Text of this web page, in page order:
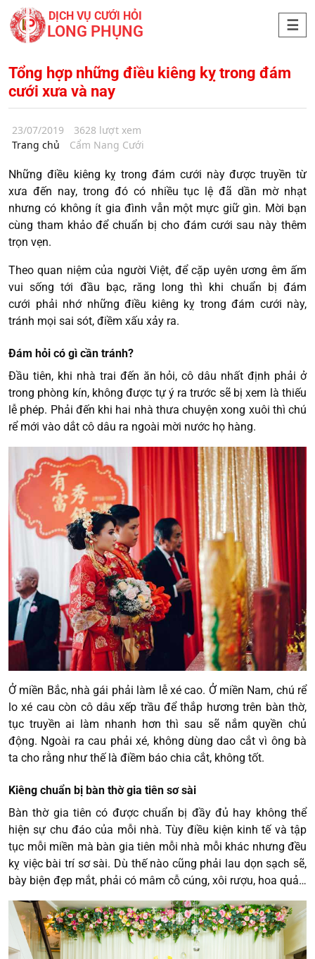
DỊCH VỤ CƯỚI HỎI
LONG PHỤNG
Tổng hợp những điều kiêng kỵ trong đám
cưới xưa và nay
23/07/2019
3628 lượt xem
Trang chủ
Cẩm Nang Cưới
Những điều kiêng kỵ trong đám cưới này được truyền từ
xưa đến nay, trong đó có nhiều tục lệ đã dần mờ nhạt
nhưng có không ít gia đình vẫn một mực giữ gìn. Mời bạn
cùng tham khảo để chuẩn bị cho đám cưới sau này thêm
trọn vẹn.
Theo quan niệm của người Việt, để cặp uyên ương êm ấm
vui sống tới đầu bạc, răng long thì khi chuẩn bị đám
cưới phải nhớ những điều kiêng kỵ trong đám cưới này,
tránh mọi sai sót, điềm xấu xảy ra.
Đám hỏi có gì cần tránh?
Đầu tiên, khi nhà trai đến ăn hỏi, cô dâu nhất định phải ở
trong phòng kín, không được tự ý ra trước sẽ bị xem là thiếu
lễ phép. Phải đến khi hai nhà thưa chuyện xong xuôi thì chú
rể mới vào dắt cô dâu ra ngoài mời nước họ hàng.
Ở miền Bắc, nhà gái phải làm lễ xé cao. Ở miền Nam, chú rể
lo xé cau còn cô dâu xếp trầu để thắp hương trên bàn thờ,
tục truyền ai làm nhanh hơn thì sau sẽ nắm quyền chủ
động. Ngoài ra cau phải xé, không dùng dao cắt vì ông bà
ta cho rằng như thế là điềm báo chia cắt, không tốt.
Kiêng chuẩn bị bàn thờ gia tiên sơ sài
Bàn thờ gia tiên có được chuẩn bị đầy đủ hay không thể
hiện sự chu đáo của mỗi nhà. Tùy điều kiện kinh tế và tập
tục mỗi miền mà bàn gia tiên mỗi nhà mỗi khác nhưng đều
kỵ việc bài trí sơ sài. Dù thế nào cũng phải lau dọn sạch sẽ,
bày biện đẹp mắt, phải có mâm cỗ cúng, xôi rượu, hoa quả…